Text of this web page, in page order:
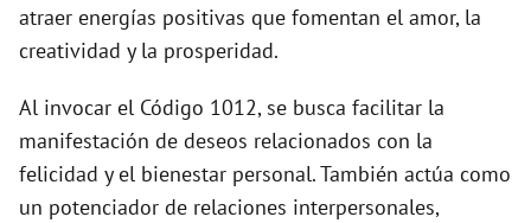
atraer energías positivas que fomentan el amor, la
creatividad y la prosperidad.
Al invocar el Código 1012, se busca facilitar la
manifestación de deseos relacionados con la
felicidad y el bienestar personal. También actúa como
un potenciador de relaciones interpersonales,